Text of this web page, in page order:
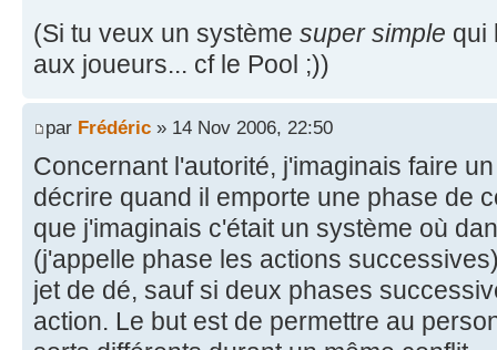
(Si tu veux un système super simple qui
aux joueurs... cf le Pool ;))
par Frédéric » 14 Nov 2006, 22:50
Concernant l'autorité, j'imaginais faire
décrire quand il emporte une phase de
que j'imaginais c'était un système où
(j'appelle phase les actions
jet de dé, sauf si deux phases
action. Le but est de permettre au